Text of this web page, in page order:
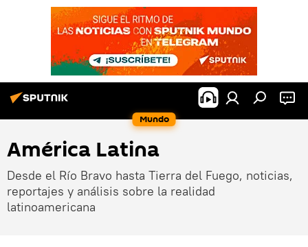
Mundo
América Latina
Desde el Río Bravo hasta Tierra del Fuego, noticias,
reportajes y análisis sobre la realidad
latinoamericana